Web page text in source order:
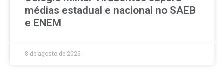
médias estadual e nacional no SAEB
e ENEM
8 de agosto de 2026